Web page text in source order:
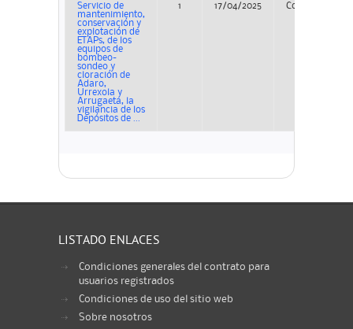
Servicio de
mantenimiento,
conservación y
explotación de
ETAPs, de los
equipos de
bombeo-
sondeo y
cloración de
Adaro,
Urrexola y
Arrugaeta, la
vigilancia de los
Depósitos de ...
1 17/04/2025 Concurso
LISTADO ENLACES
Condiciones generales del contrato para
usuarios registrados
Condiciones de uso del sitio web
Sobre nosotros